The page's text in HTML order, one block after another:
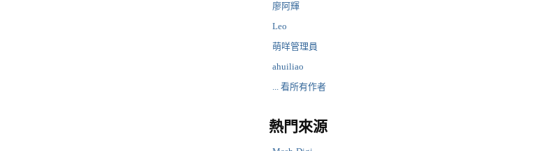
廖阿輝
Leo
萌咩管理員
ahuiliao
... 看所有作者
熱門來源